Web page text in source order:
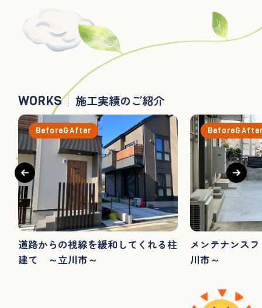
WORKS 施工実績のご紹介
Before&After
道路からの視線を緩和してくれる柱
建て ～立川市～
メンテナンス
川市～